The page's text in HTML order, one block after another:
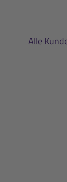
Alle